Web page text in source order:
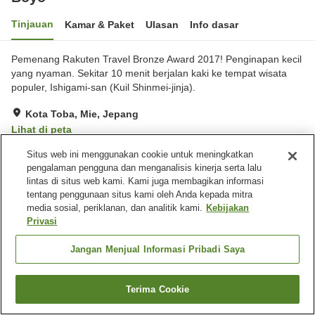
Tinjauan Kamar & Paket Ulasan Info dasar
Pemenang Rakuten Travel Bronze Award 2017! Penginapan kecil
yang nyaman. Sekitar 10 menit berjalan kaki ke tempat wisata
populer, Ishigami-san (Kuil Shinmei-jinja).
Kota Toba, Mie, Jepang
Lihat di peta
Hebat Ulasan:22
Fasilitas properti
Tempat parkir
Mesin penjual otomatis
Aula perjamuan
Beranda Jepang Mie Kota Toba Boyo
Cari kamar
Situs web ini menggunakan cookie untuk meningkatkan
pengalaman pengguna dan menganalisis kinerja serta lalu
lintas di situs web kami. Kami juga membagikan informasi
tentang penggunaan situs kami oleh Anda kepada mitra
media sosial, periklanan, dan analitik kami. Kebijakan
Privasi
Jangan Menjual Informasi Pribadi Saya
Terima Cookie